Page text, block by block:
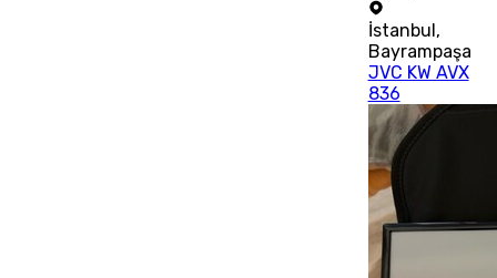
İstanbul,
Bayrampaşa
JVC KW AVX
836